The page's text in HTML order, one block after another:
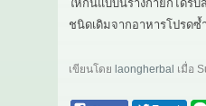
ให้กินแบบนี้ร่างกายก็ได้รับ
ชนิดเดิมจากอาหารโปรดซ้
เขียนโดย laongherbal เมื่อ